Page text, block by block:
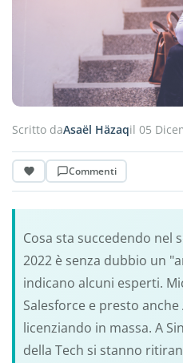
Scritto daAsaël Häzaqil 05
Commenti
Cosa sta succedendo nel
2022 è senza dubbio un
indicano alcuni esperti.
Salesforce e presto
licenziando in massa. A
della Tech si stanno